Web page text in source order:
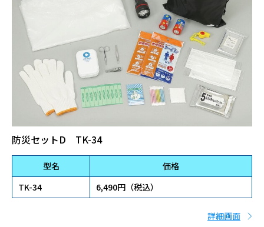
防災セットD TK-34
型名
価格
TK-34
6,490円（税込）
詳細画面